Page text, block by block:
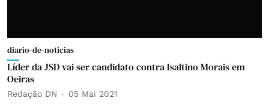
diario-de-noticias
Líder da JSD vai ser candidato contra Isaltino Morais em
Oeiras
Redação DN 05 Mai 2021